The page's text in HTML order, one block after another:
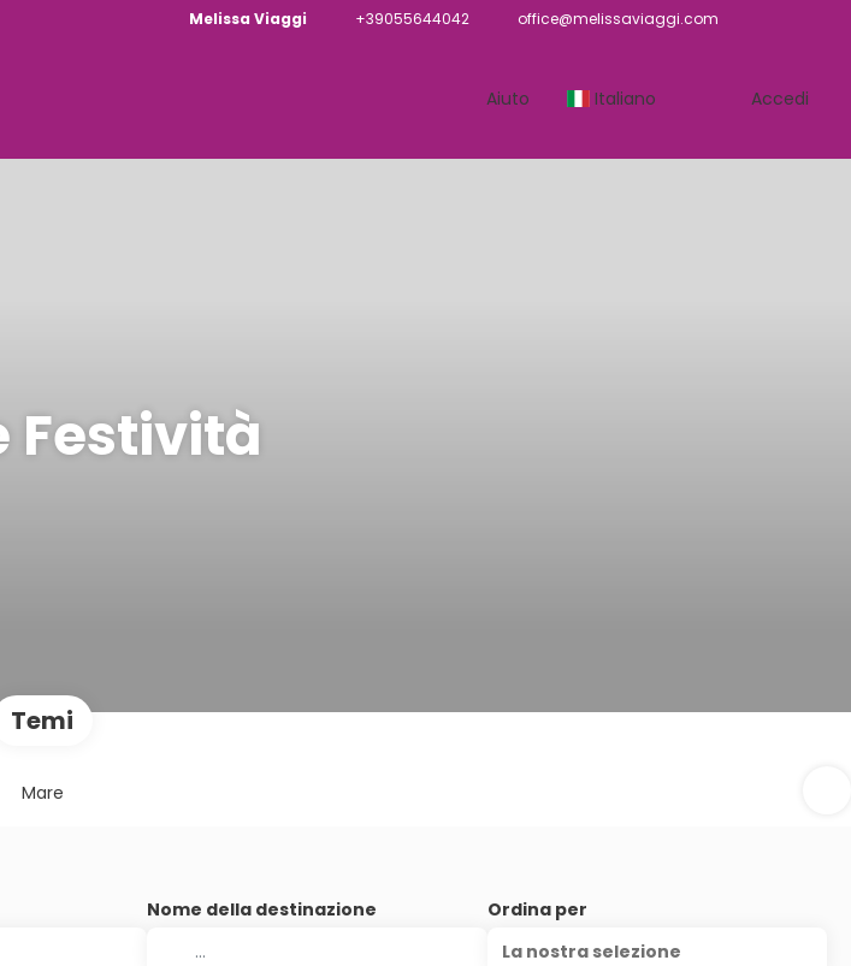
Melissa Viaggi +39055644042 office@melissaviaggi.com
Aiuto Italiano Accedi
Festività
Temi
Mare
Nome della destinazione
Ordina per
La nostra selezione